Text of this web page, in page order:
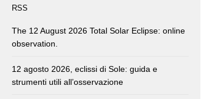
RSS
The 12 August 2026 Total Solar Eclipse: online
observation.
12 agosto 2026, eclissi di Sole: guida e
strumenti utili all’osservazione